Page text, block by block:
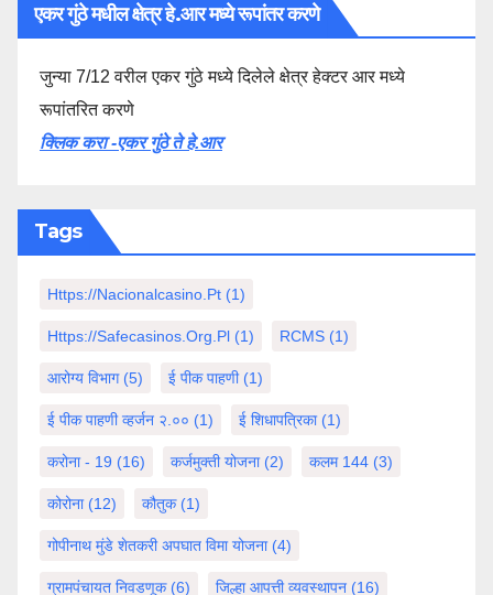
एकर गुंठे मधील क्षेत्र हे.आर मध्ये रूपांतर करणे
जुन्या 7/12 वरील एकर गुंठे मध्ये दिलेले क्षेत्र हेक्टर आर मध्ये
रूपांतरित करणे
क्लिक करा -एकर गुंठे ते हे.आर
Tags
Https://nacionalcasino.pt (1)
Https://safecasinos.org.pl (1) RCMS (1)
आरोग्य विभाग(5) ई पीक पाहणी(1)
ई पीक पाहणी व्हर्जन २.०० (1) ई शिधापत्रिका(1)
करोना - 19 (16) कर्जमुक्ती योजना(2) कलम 144 (3)
कोरोना(12) कौतुक(1)
गोपीनाथ मुंडे शेतकरी अपघात विमा योजना(4)
ग्रामपंचायत निवडणूक(6) जिल्हा आपत्ती व्यवस्थापन (16)